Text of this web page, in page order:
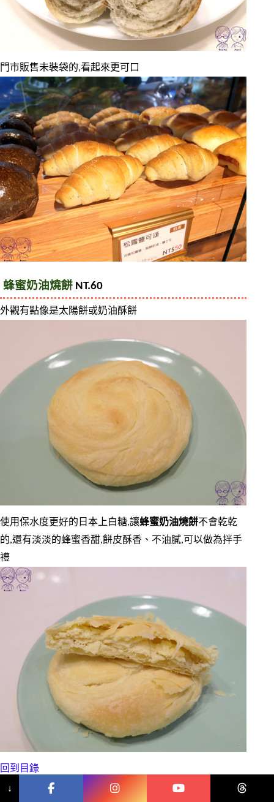
門市販售未裝袋的,看起來更可口
蜂蜜奶油燒餅 NT.60
外觀有點像是太陽餅或奶油酥餅
使用保水度更好的日本上白糖,讓蜂蜜奶油燒餅不會乾乾
的,還有淡淡的蜂蜜香甜,餅皮酥香、不油膩,可以做為拌手
禮
回到目錄
美味餐點 20250901
↓